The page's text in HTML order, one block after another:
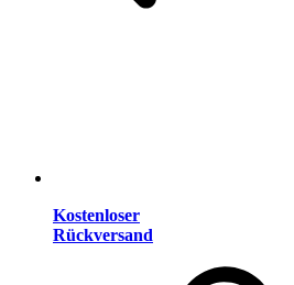
Kostenloser
Rückversand